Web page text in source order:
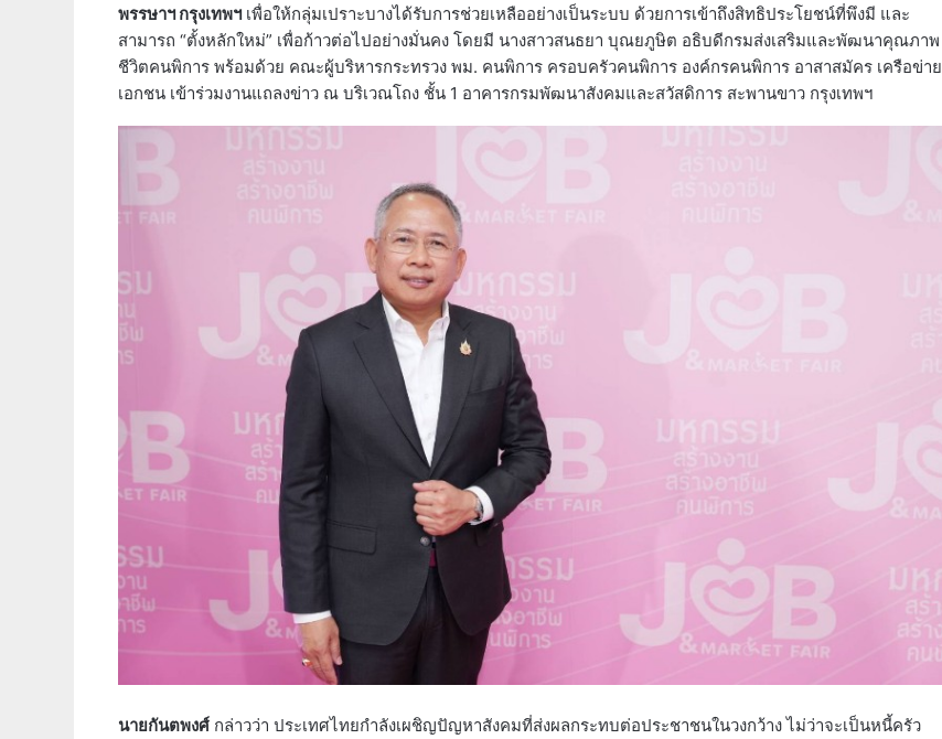
พรรษาฯ กรุงเทพฯเพื่อให้กลุ่มเปราะบางได้รับการช่วยเหลืออย่างเป็นระบบ ด้วยการเข้าถึงสิทธิประโยชน์ที่พึงมี และ
สามารถ “ตั้งหลักใหม่” เพื่อก้าวต่อไปอย่างมั่นคง โดยมี นางสาวสนธยา บุณยภูษิต อธิบดีกรมส่งเสริมและพัฒนาคุณภาพ
ชีวิตคนพิการ พร้อมด้วย คณะผู้บริหารกระทรวง พม. คนพิการ ครอบครัวคนพิการ องค์กรคนพิการ อาสาสมัคร เครือข่าย
เอกชน เข้าร่วมงานแถลงข่าว ณ บริเวณโถง ชั้น 1 อาคารกรมพัฒนาสังคมและสวัสดิการ สะพานขาว กรุงเทพฯ
นายกันตพงศ์ กล่าวว่า ประเทศไทยกำลังเผชิญปัญหาสังคมที่ส่งผลกระทบต่อประชาชนในวงกว้าง ไม่ว่าจะเป็นหนี้ครัว